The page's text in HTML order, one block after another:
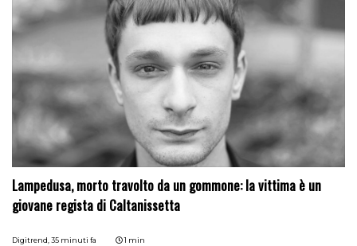
Lampedusa, morto travolto da un gommone: la vittima è un
giovane regista di Caltanissetta
Digitrend,35 minuti fa 1 min